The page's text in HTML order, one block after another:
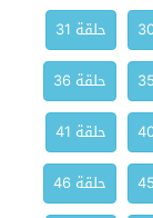
حلقة 31
حلقة 36
حلقة 41
حلقة 46